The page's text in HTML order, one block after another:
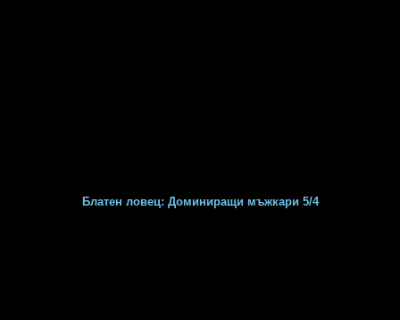
Блатен ловец: Доминиращи мъжкари 5/4